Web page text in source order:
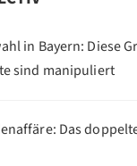
in Bayern: Diese
sind manipuliert
Das